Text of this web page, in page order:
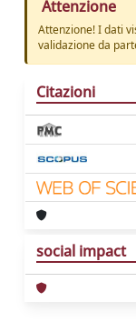
Attenzione
Attenzione! I dati
validazione da
Citazioni
social impact